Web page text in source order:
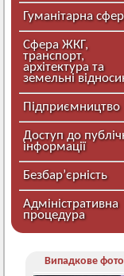
Гуманітарна
Сфера ЖКГ,
транспорт,
архітектура та
земельні
Підприємництво
Доступ до
інформації
Безбар’єрність
Адміністративна
процедура
Випадкове фото